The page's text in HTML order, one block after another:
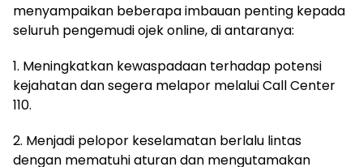
menyampaikan beberapa imbauan penting kepada
seluruh pengemudi ojek online, di antaranya:
1. Meningkatkan kewaspadaan terhadap potensi
kejahatan dan segera melapor melalui Call Center
110.
2. Menjadi pelopor keselamatan berlalu lintas
dengan mematuhi aturan dan mengutamakan